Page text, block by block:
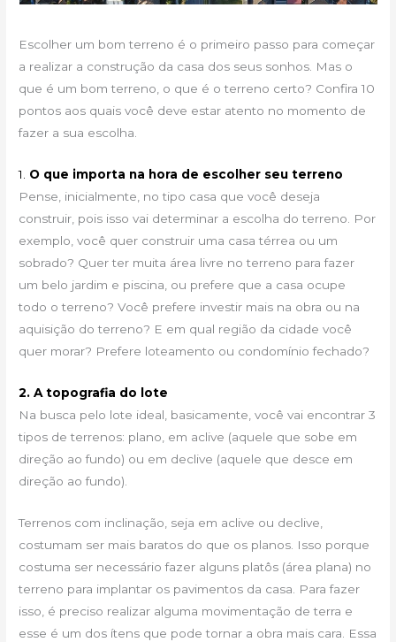
Escolher um bom terreno é o primeiro passo para começar
a realizar a construção da casa dos seus sonhos. Mas o
que é um bom terreno, o que é o terreno certo? Confira 10
pontos aos quais você deve estar atento no momento de
fazer a sua escolha.
1. O que importa na hora de escolher seu terreno
Pense, inicialmente, no tipo casa que você deseja
construir, pois isso vai determinar a escolha do terreno. Por
exemplo, você quer construir uma casa térrea ou um
sobrado? Quer ter muita área livre no terreno para fazer
um belo jardim e piscina, ou prefere que a casa ocupe
todo o terreno? Você prefere investir mais na obra ou na
aquisição do terreno? E em qual região da cidade você
quer morar? Prefere loteamento ou condomínio fechado?
2. A topografia do lote
Na busca pelo lote ideal, basicamente, você vai encontrar 3
tipos de terrenos: plano, em aclive (aquele que sobe em
direção ao fundo) ou em declive (aquele que desce em
direção ao fundo).
Terrenos com inclinação, seja em aclive ou declive,
costumam ser mais baratos do que os planos. Isso porque
costuma ser necessário fazer alguns platôs (área plana) no
terreno para implantar os pavimentos da casa. Para fazer
isso, é preciso realizar alguma movimentação de terra e
esse é um dos ítens que pode tornar a obra mais cara. Essa